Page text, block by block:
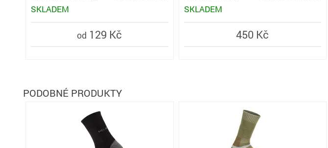
SKLADEM
od 129 Kč
SKLADEM
450 Kč
PODOBNÉ PRODUKTY